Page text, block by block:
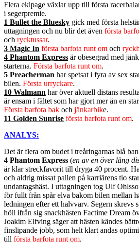
Flera ekipage växlar upp till första
i segerpremie.
1 Bullet the Bluesky gick med första
uttagningen och nu blir det även första
och rycktussar.
3 Magic In första barfota runt om och
4 Phantom Express är obesegrad med
starterna. Första barfota runt om.
5 Preacherman har spetsat i fyra av sex
bilen. Första urryckare.
10 Walmann har över aktuell distans
är ensam i fältet som har gjort mer än en
Första barfota bak och jänkarbike.
11 Golden Sunrise första barfota runt om.
ANALYS:
Det är flera om budet i treåringarnas blå
4 Phantom Express (en av en över lång
är klar streckfavorit till dryga 40 procent.
och aldrig missat pallen på karriärens tio
undantagshäst. I uttagningen tog Ulf
för fullt från spår elva bakom bilen mellan
ledningen efter ett halvvarv. Segern skrevs
höll ifrån sig snackhästen Factime Dream
Joakim Elfving säger att hästen kändes
finslipande jobb, som helt klart andas
till första barfota runt om.